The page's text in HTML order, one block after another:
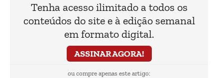
Tenha acesso ilimitado a todos os
conteúdos do site e à edição semanal
em formato digital.
ASSINAR AGORA!
ou compre apenas este artigo: